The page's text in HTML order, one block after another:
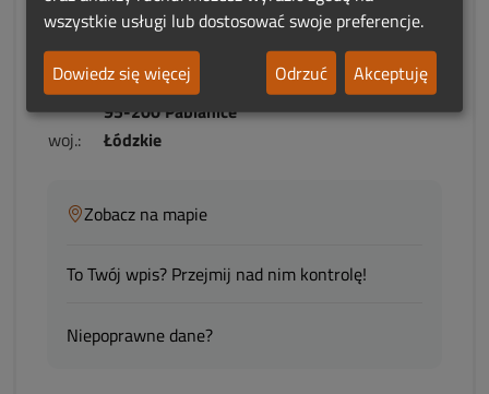
Brotex - Akcesoria Pogrzebowe
adres: Warszawska 90
95-200 Pabianice
woj.:
Łódzkie
Zobacz na mapie
To Twój wpis? Przejmij nad nim kontrolę!
Niepoprawne dane?
wszystkie usługi lub dostosować swoje preferencje.
Dowiedz się więcej
Odrzuć Akceptuję